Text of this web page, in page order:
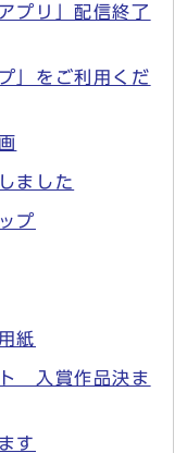
プリ」配信終了
」をご利用くだ
ました
プ
紙
入賞作品決ま
す